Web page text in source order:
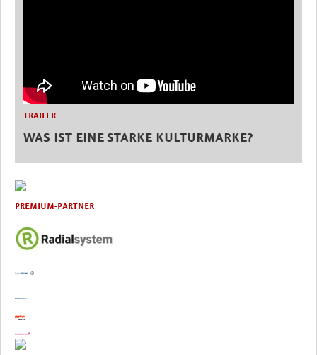
TRAILER
WAS IST EINE STARKE KULTURMARKE?
PREMIUM-PARTNER